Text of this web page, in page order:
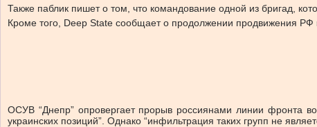
Также паблик пишет о том, что командование одной из бригад,
Кроме того, Deep State сообщает о продолжении продвижения РФ
ОСУВ “Днепр” опровергает прорыв россиянами линии фронта
украинских позиций”. Однако “инфильтрация таких групп не